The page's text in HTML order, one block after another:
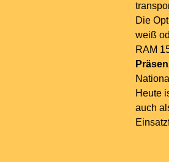
Die
weiß
RAM
Heute
auch